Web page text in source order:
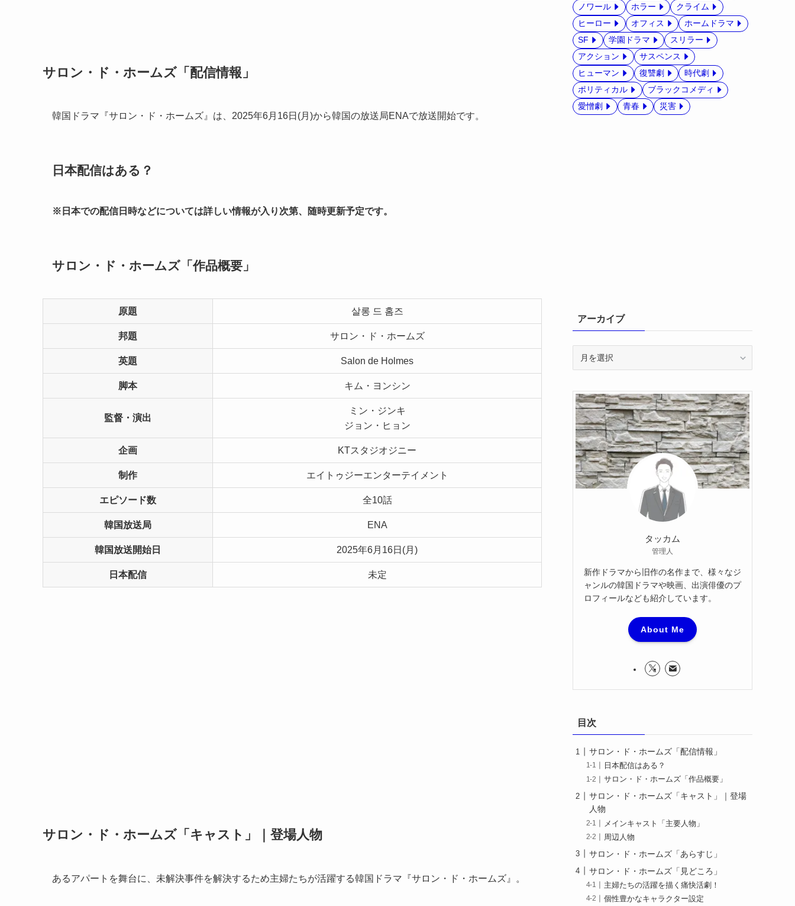
サロン・ド・ホームズ「配信情報」
韓国ドラマ『サロン・ド・ホームズ』は、2025年6月16日(月)から韓国の放送局ENAで放送開始です。
日本配信はある？
※日本での配信日時などについては詳しい情報が入り次第、随時更新予定です。
サロン・ド・ホームズ「作品概要」
原題 살롱 드 홈즈
邦題 サロン・ド・ホームズ
英題 Salon de Holmes
脚本 キム・ヨンシン
監督・演出
ミン・ジンキ
ジョン・ヒョン
企画 KTスタジオジニー
制作 エイトゥジーエンターテイメント
エピソード数 全10話
韓国放送局 ENA
韓国放送開始日 2025年6月16日(月)
日本配信 未定
サロン・ド・ホームズ「キャスト」｜登場人物
あるアパートを舞台に、未解決事件を解決するため主婦たちが活躍する韓国ドラマ『サロン・ド・ホームズ』。
ノワール
ホラー
クライム
ヒーロー
オフィス
ホームドラマ
SF
学園ドラマ
スリラー
アクション
サスペンス
ヒューマン
復讐劇
時代劇
ポリティカル
ブラックコメディ
愛憎劇
青春 災害
アーカイブ
イ
ブ
タッカム
管理人
新作ドラマから旧作の名作まで、様々なジ
ャンルの韓国ドラマや映画、出演俳優のプ
ロフィールなども紹介しています。
About Me
目次
サロン・ド・ホームズ「配信情報」
日本配信はある？
サロン・ド・ホームズ「作品概要」
サロン・ド・ホームズ「キャスト」｜登場
人物
メインキャスト「主要人物」
周辺人物
サロン・ド・ホームズ「あらすじ」
サロン・ド・ホームズ「見どころ」
主婦たちの活躍を描く痛快活劇！
個性豊かなキャラクター設定